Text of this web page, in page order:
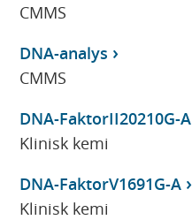
CMMS
DNA-analys
CMMS
DNA-FaktorII20210G-A
Klinisk kemi
DNA-FaktorV1691G-A
Klinisk kemi